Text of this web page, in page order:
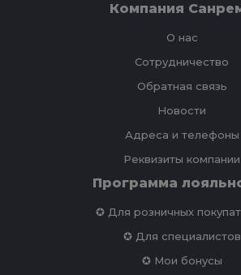
Компания
О нас
Сотрудничество
Обратная связь
Новости
Адреса и телефоны
Реквизиты компании
Программа
✪ Для розничных
✪ Для специалистов
✪ Мои бонусы